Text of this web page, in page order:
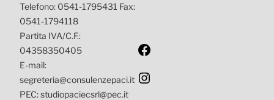
Telefono: 0541-1795431 Fax:
0541-1794118
Partita IVA/C.F.:
04358350405
E-mail:
segreteria@consulenzepaci.it
PEC: studiopaciecsrl@pec.it